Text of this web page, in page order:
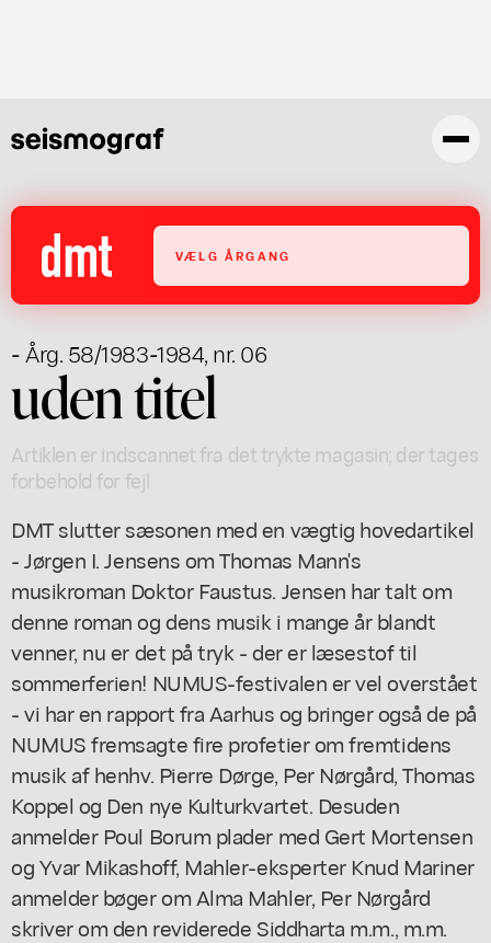
VÆLG ÅRGANG
- Årg. 58/1983-1984, nr. 06
uden titel
Artiklen er indscannet fra det trykte magasin; der tages
forbehold for fejl
DMT slutter sæsonen med en vægtig hovedartikel
- Jørgen I. Jensens om Thomas Mann's
musikroman Doktor Faustus. Jensen har talt om
denne roman og dens musik i mange år blandt
venner, nu er det på tryk - der er læsestof til
sommerferien! NUMUS-festivalen er vel overstået
- vi har en rapport fra Aarhus og bringer også de på
NUMUS fremsagte fire profetier om fremtidens
musik af henhv. Pierre Dørge, Per Nørgård, Thomas
Koppel og Den nye Kulturkvartet. Desuden
anmelder Poul Borum plader med Gert Mortensen
og Yvar Mikashoff, Mahler-eksperter Knud Mariner
anmelder bøger om Alma Mahler, Per Nørgård
skriver om den reviderede Siddharta m.m., m.m.